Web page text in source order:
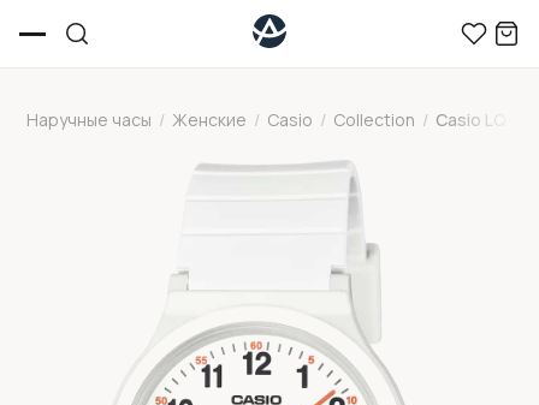
Наручные часы / Женские / Casio / Collection / Casio LQ-